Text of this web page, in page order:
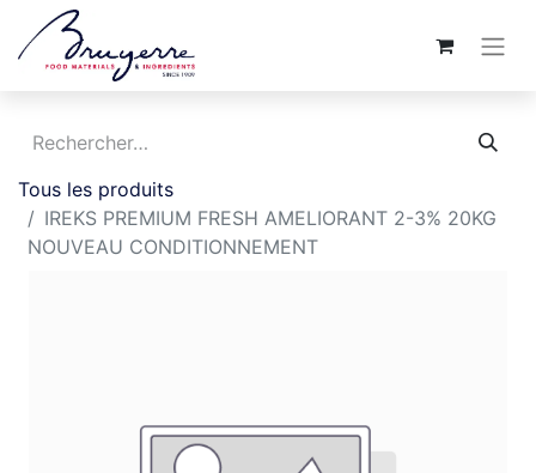
Tous les produits
IREKS PREMIUM FRESH AMELIORANT 2-3% 20KG
NOUVEAU CONDITIONNEMENT